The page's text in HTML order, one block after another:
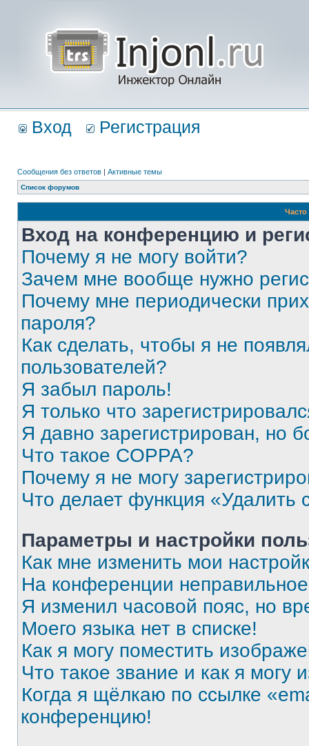
Вход Регистрация
Сообщения без ответов | Активные темы
Список форумов
Вход на конференцию и
Почему я не могу войти?
Зачем мне вообще нужно
Почему мне периодически
пароля?
Как сделать, чтобы я не
пользователей?
Я забыл пароль!
Я только что
Я давно зарегистрирован, но
Что такое COPPA?
Почему я не могу
Что делает функция «Удалить
Параметры и настройки
Как мне изменить мои
На конференции
Я изменил часовой пояс, но
Моего языка нет в списке!
Как я могу поместить
Что такое звание и как я могу
Когда я щёлкаю по ссылке
конференцию!